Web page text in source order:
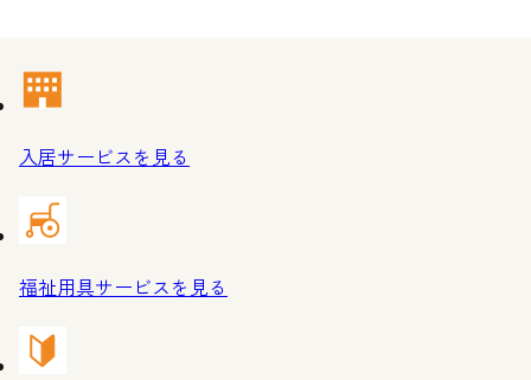
入居サービスを 見る
福祉用具サービスを 見る